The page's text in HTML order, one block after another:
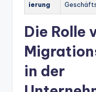
ierung
Die Rolle
in der